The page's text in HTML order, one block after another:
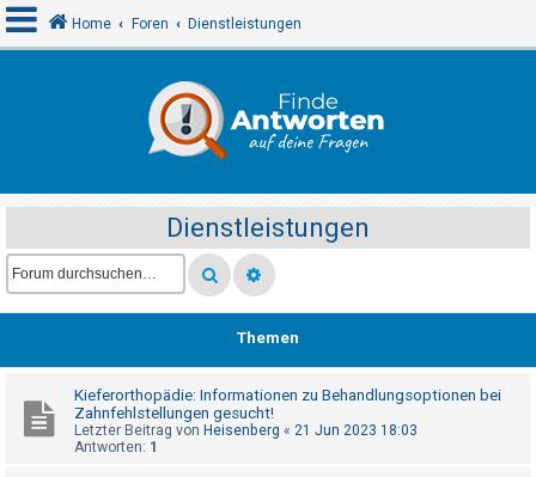
e
l
d
e
R
e
Home Foren Dienstleistungen
Dienstleistungen
Themen
Kieferorthopädie: Informationen zu Behandlungsoptionen bei
Zahnfehlstellungen gesucht!
Letzter Beitrag von Heisenberg « 21 Jun 2023 18:03
Antworten: 1